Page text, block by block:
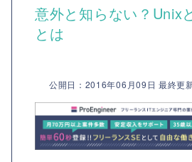
意外と知らない？Unix
とは
公開日：2016年06月09日 最終更